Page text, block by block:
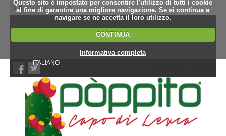
Questo sito è impostato per consentire l'utilizzo di tutti i cookie
al fine di garantire una migliore navigazione. Se si continua a
navigare se ne accetta il loro utilizzo.
CONTINUA
Informativa completa
ITALIANO